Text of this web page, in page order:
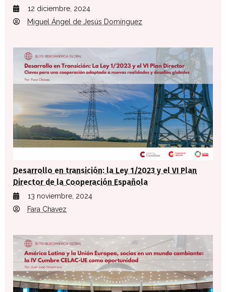
12 diciembre, 2024
Miguel Ángel de Jesús Domínguez
Desarrollo en transición: la Ley 1/2023 y el VI Plan
Director de la Cooperación Española
13 noviembre, 2024
Fara Chavez